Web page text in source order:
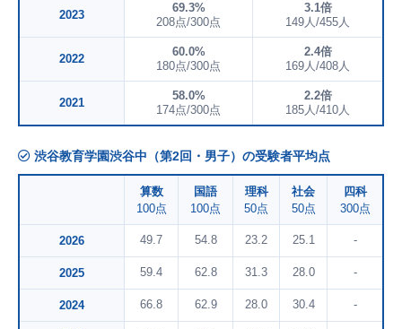
2023
69.3%
208点/300点
3.1倍
149人/455人
2022
60.0%
180点/300点
2.4倍
169人/408人
2021
58.0%
174点/300点
2.2倍
185人/410人
渋谷教育学園渋谷中（第2回・男子）の受験者平均点
算数
100点
国語
100点
理科
50点
社会
50点
四科
300点
2026 49.7 54.8 23.2 25.1 -
2025 59.4 62.8 31.3 28.0 -
2024 66.8 62.9 28.0 30.4 -